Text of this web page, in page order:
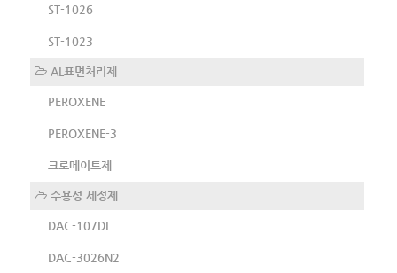
ST-1026
ST-1023
AL표면처리제
PEROXENE
PEROXENE-3
크로메이트제
수용성 세정제
DAC-107DL
DAC-3026N2